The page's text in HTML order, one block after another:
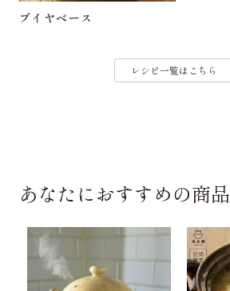
ブイヤベース
レシピ一覧はこちら
あなたにおすすめの商品